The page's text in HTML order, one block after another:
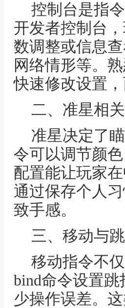
控制台是指
开发者控制台
数调整或信息
网络情形等。
快速修改设置
二、准星相
准星决定了
令可以调节颜
配置能让玩家
通过保存个人
致手感。
三、移动与
移动指令不
bind命令设置
少操作误差。